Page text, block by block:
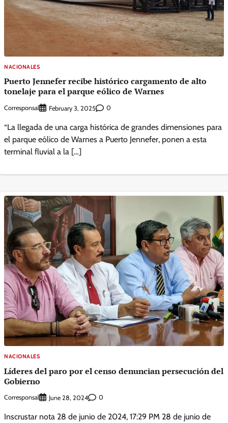
NACIONALES
Puerto Jennefer recibe histórico cargamento de alto
tonelaje para el parque eólico de Warnes
Corresponsal February 3, 2025 0
“La llegada de una carga histórica de grandes dimensiones para
el parque eólico de Warnes a Puerto Jennefer, ponen a esta
terminal fluvial a la […]
NACIONALES
Líderes del paro por el censo denuncian persecución del
Gobierno
Corresponsal June 28, 2024 0
Inscrustar nota 28 de junio de 2024, 17:29 PM 28 de junio de